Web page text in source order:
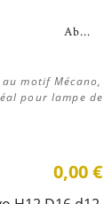
Ab...
motif
pour lampe
0,00 €